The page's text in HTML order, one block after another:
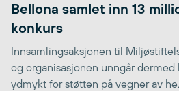
Bellona samlet inn 13
konkurs
Innsamlingsaksjonen til
og organisasjonen unngår dermed
ydmykt for støtten på vegner av